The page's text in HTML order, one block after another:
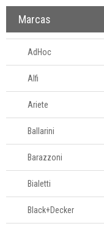
996588122
Marcas
AdHoc
Alfi
Ariete
Ballarini
Barazzoni
Bialetti
Black+Decker